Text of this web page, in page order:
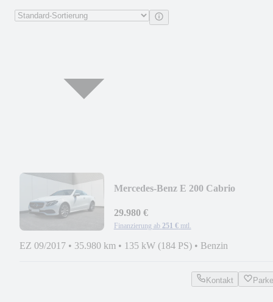
Mercedes-Benz E 200 Cabrio
29.980 €
Finanzierung ab 251 € mtl.
EZ 09/2017 • 35.980 km • 135 kW (184 PS) • Benzin
Kontakt